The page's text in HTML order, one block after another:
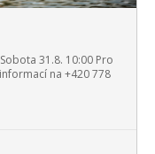
Sobota 31.8. 10:00 Pro
na +420 778